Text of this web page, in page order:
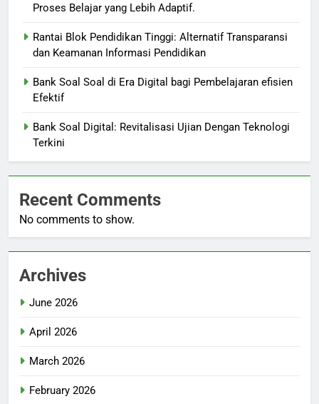
Proses Belajar yang Lebih Adaptif.
Rantai Blok Pendidikan Tinggi: Alternatif Transparansi
dan Keamanan Informasi Pendidikan
Bank Soal Soal di Era Digital bagi Pembelajaran efisien
Efektif
Bank Soal Digital: Revitalisasi Ujian Dengan Teknologi
Terkini
Recent Comments
No comments to show.
Archives
June 2026
April 2026
March 2026
February 2026